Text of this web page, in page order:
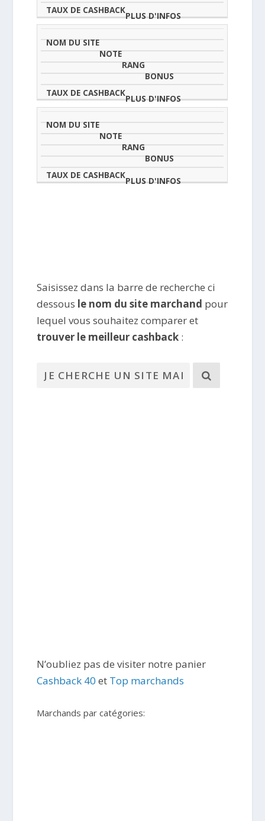
Saisissez dans la barre de recherche ci
dessous le nom du site marchand pour
lequel vous souhaitez comparer et
trouver le meilleur cashback :
N’oubliez pas de visiter notre panier
Cashback 40 et Top marchands
Marchands par catégories: